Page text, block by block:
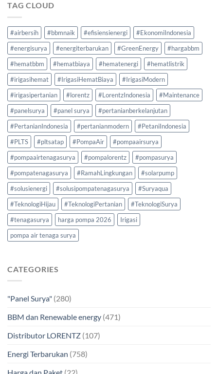
TAG CLOUD
#airbersih #bbmnaik #efisiensienergi
#EkonomiIndonesia
#energisurya
#energiterbarukan #GreenEnergy
#hargabbm
#hematbbm
#hematbiaya #hematenergi
#hematlistrik
#irigasihemat
#IrigasiHematBiaya
#IrigasiModern
#irigasipertanian
#lorentz #LorentzIndonesia
#Maintenance
#panelsurya
#panel surya
#pertanianberkelanjutan
#PertanianIndonesia
#pertanianmodern
#PetaniIndonesia
#PLTS
#pltsatap #PompaAir
#pompaairsurya
#pompaairtenagasurya
#pompalorentz
#pompasurya
#pompatenagasurya
#RamahLingkungan
#solarpump
#solusienergi
#solusipompatenagasurya
#Suryaqua
#TeknologiHijau
#TeknologiPertanian
#TeknologiSurya
#tenagasurya
harga pompa 2026
Irigasi
pompa air tenaga surya
CATEGORIES
"Panel Surya" (280)
BBM dan Renewable energy (471)
Distributor LORENTZ (107)
Energi Terbarukan (758)